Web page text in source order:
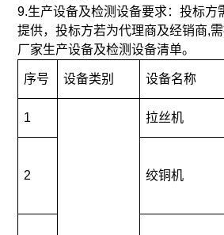
9.生产设备及检测设备要求：投标方
提供，投标方若为代理商及经销商,
厂家生产设备及检测设备清单。
序号 设备类别 设备名称
1 拉丝机
2 绞铜机